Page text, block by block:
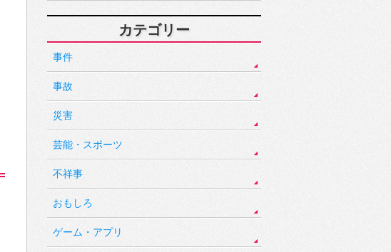
カテゴリー
事件
事故
災害
芸能・スポーツ
不祥事
おもしろ
ゲーム・アプリ